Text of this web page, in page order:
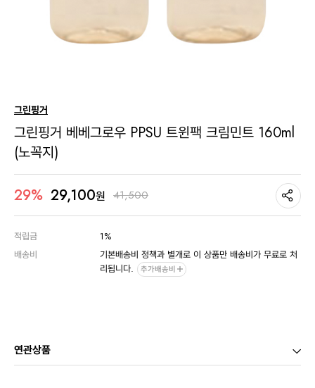
그린핑거
그린핑거 베베그로우 PPSU 트윈팩 크림민트 160ml
(노꼭지)
29% 29,100원 41,500
적립금
1%
배송비
기본배송비 정책과 별개로 이 상품만 배송비가 무료로 처
리됩니다.
추가배송비
연관상품